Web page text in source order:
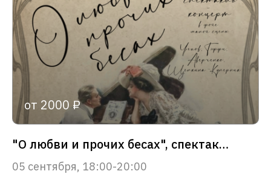
от 2000 ₽
"О любви и прочих бесах", спектакль - концерт
05 сентября, 18:00-20:00